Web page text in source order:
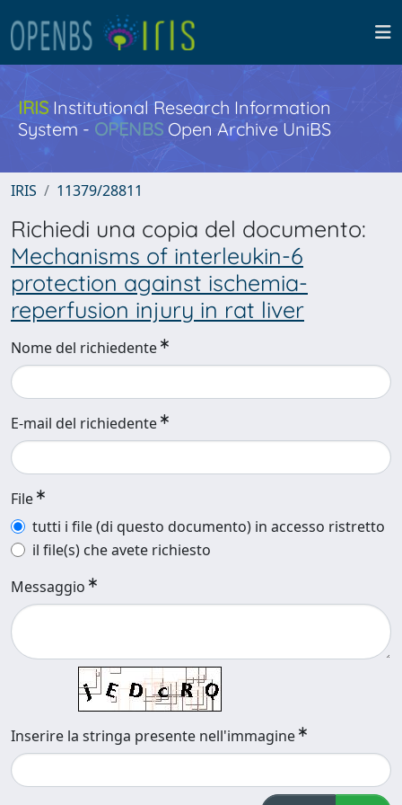
IRISInstitutional Research Information
System - OPENBS Open Archive UniBS
IRIS 11379/28811
Richiedi una copia del documento:
Mechanisms of interleukin-6
protection against ischemia-
reperfusion injury in rat liver
Nome del richiedente
E-mail del richiedente
File
tutti i file (di questo documento) in accesso ristretto
il file(s) che avete richiesto
Messaggio
Inserire la stringa presente nell'immagine